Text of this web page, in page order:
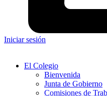
Iniciar sesión
El Colegio
Bienvenida
Junta de Gobierno
Comisiones de